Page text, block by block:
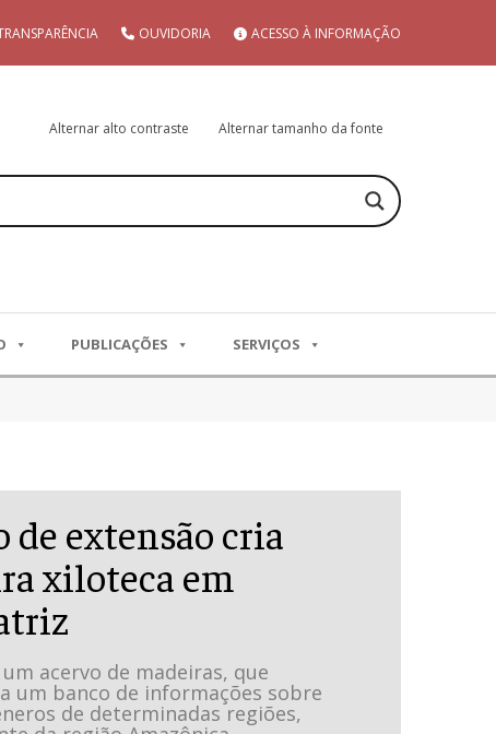
OUVIDORIA ACESSO À INFORMAÇÃO
Alternar alto contraste Alternar tamanho da fonte
PUBLICAÇÕES SERVIÇOS
de extensão cria
xiloteca em
acervo de madeiras, que
um banco de informações sobre
de determinadas regiões,